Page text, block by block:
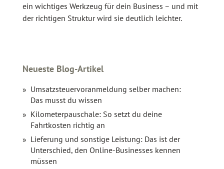
ein wichtiges Werkzeug für dein Business – und mit
der richtigen Struktur wird sie deutlich leichter.
Neueste Blog-Artikel
Umsatzsteuervoranmeldung selber machen:
Das musst du wissen
Kilometerpauschale: So setzt du deine
Fahrtkosten richtig an
Lieferung und sonstige Leistung: Das ist der
Unterschied, den Online-Businesses kennen
müssen